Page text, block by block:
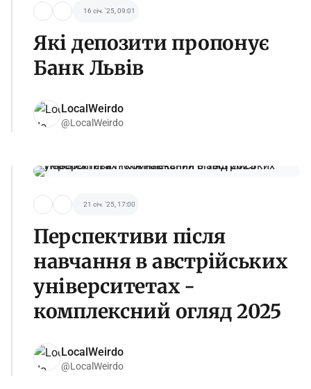
16 січ. '25, 09:01
Які депозити пропонує
Банк Львів
LocalWeirdo
@LocalWeirdo
21 січ. '25, 17:00
Перспективи після
навчання в австрійських
університетах -
комплексний огляд 2025
LocalWeirdo
@LocalWeirdo